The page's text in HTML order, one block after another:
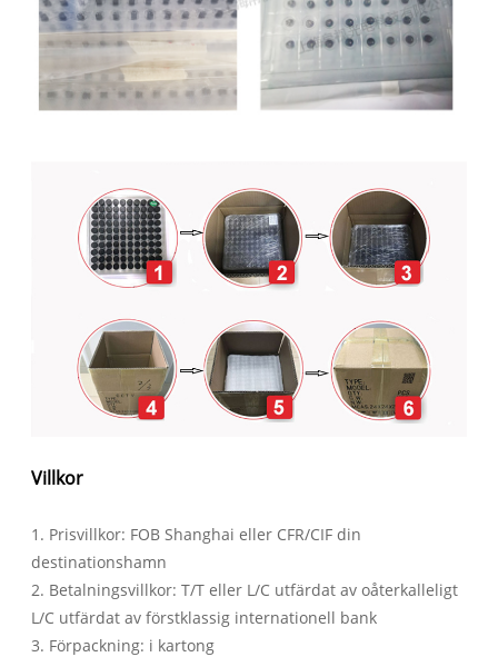
Villkor
1. Prisvillkor: FOB Shanghai eller CFR/CIF din
destinationshamn
2. Betalningsvillkor: T/T eller L/C utfärdat av oåterkalleligt
L/C utfärdat av förstklassig internationell bank
3. Förpackning: i kartong